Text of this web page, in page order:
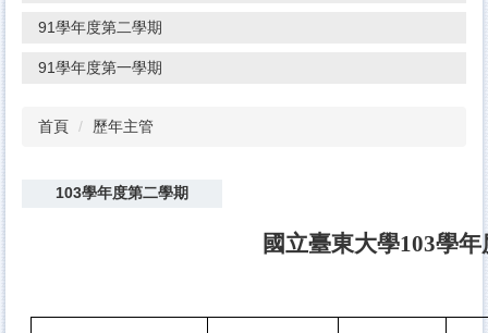
91學年度第二學期
91學年度第一學期
首頁 歷年主管
103學年度第二學期
國立臺東大學103學